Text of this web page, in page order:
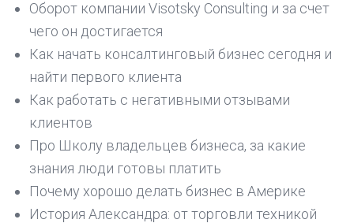
Оборот компании Visotsky Consulting и за счет
чего он достигается
Как начать консалтинговый бизнес сегодня и
найти первого клиента
Как работать с негативными отзывами
клиентов
Про Школу владельцев бизнеса, за какие
знания люди готовы платить
Почему хорошо делать бизнес в Америке
История Александра: от торговли техникой